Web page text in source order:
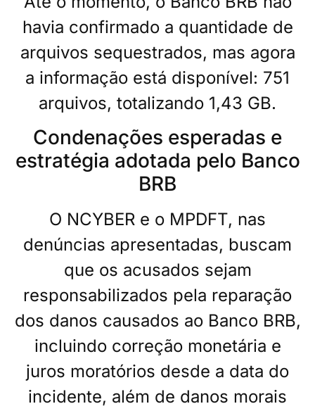
havia confirmado a quantidade de
arquivos sequestrados, mas agora
a informação está disponível: 751
arquivos, totalizando 1,43 GB.
Condenações esperadas e
estratégia adotada pelo Banco
BRB
O NCYBER e o MPDFT, nas
denúncias apresentadas, buscam
que os acusados sejam
responsabilizados pela reparação
dos danos causados ao Banco BRB,
incluindo correção monetária e
juros moratórios desde a data do
incidente, além de danos morais